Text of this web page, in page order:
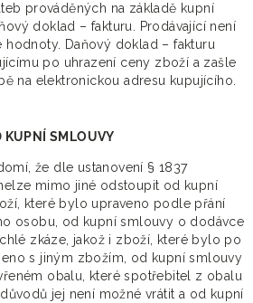
prováděných na základě kupní
doklad – fakturu. Prodávající není
Daňový doklad – fakturu
po uhrazení ceny zboží a zašle
na elektronickou adresu kupujícího.
KUPNÍ SMLOUVY
že dle ustanovení § 1837
mimo jiné odstoupit od kupní
které bylo upraveno podle přání
osobu, od kupní smlouvy o dodávce
zkáze, jakož i zboží, které bylo po
s jiným zbožím, od kupní smlouvy
obalu, které spotřebitel z obalu
jej není možné vrátit a od kupní